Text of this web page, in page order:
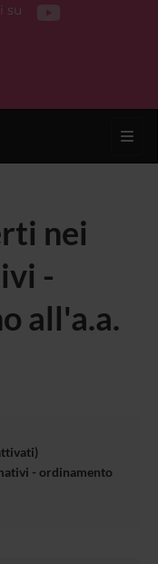
su
nei
-
all'a.a.
- ordinamento